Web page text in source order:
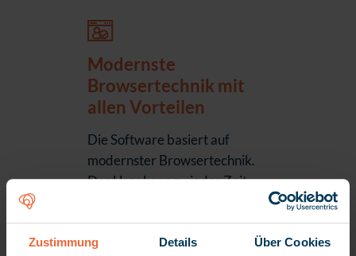
Zustimmung Details Über Cookies
Modernste
Browsertechnik mit
allen Vorteilen
Die Software basiert auf
modernster Browsertechnik.
Der User kann zu jeder Zeit
Software zugreifen,
selbstverständlich unter